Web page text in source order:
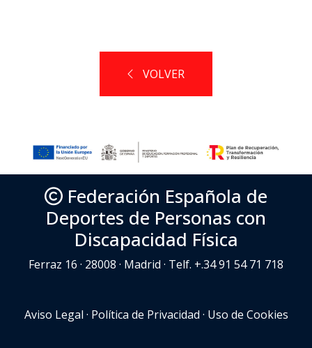
VOLVER
Federación Española de
Deportes de Personas con
Discapacidad Física
Ferraz 16 · 28008 · Madrid · Telf. +.34 91 54 71 718
Aviso Legal · Política de Privacidad · Uso de Cookies